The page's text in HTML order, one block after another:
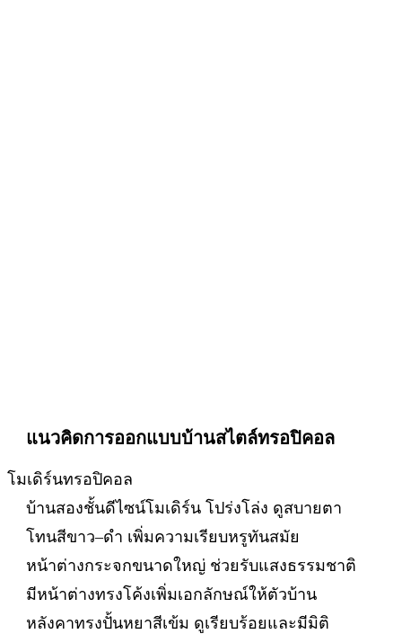
แนวคิดการออกแบบบ้านสไตล์ทรอปิคอล
โมเดิร์นทรอปิคอล
บ้านสองชั้นดีไซน์โมเดิร์น โปร่งโล่ง ดูสบายตา
โทนสีขาว–ดำ เพิ่มความเรียบหรูทันสมัย
หน้าต่างกระจกขนาดใหญ่ ช่วยรับแสงธรรมชาติ
มีหน้าต่างทรงโค้งเพิ่มเอกลักษณ์ให้ตัวบ้าน
หลังคาทรงปั้นหยาสีเข้ม ดูเรียบร้อยและมีมิติ